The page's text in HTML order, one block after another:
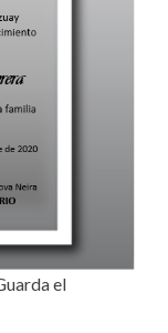
el